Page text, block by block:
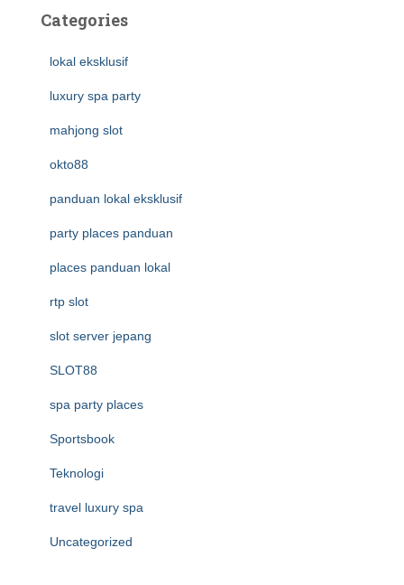
Categories
lokal eksklusif
luxury spa party
mahjong slot
okto88
panduan lokal eksklusif
party places panduan
places panduan lokal
rtp slot
slot server jepang
SLOT88
spa party places
Sportsbook
Teknologi
travel luxury spa
Uncategorized